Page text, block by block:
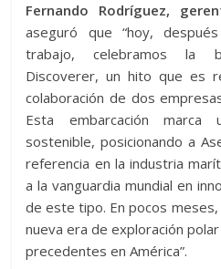
Fernando Rodríguez,
aseguró que “hoy,
trabajo, celebramos la
Discoverer, un hito que es
colaboración de dos
Esta embarcación
sostenible, posicionando a
referencia en la industria
a la vanguardia mundial en
de este tipo. En pocos
nueva era de exploración
precedentes en América”.